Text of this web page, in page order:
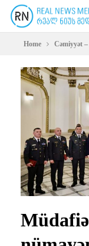
Home Cəmiyyət